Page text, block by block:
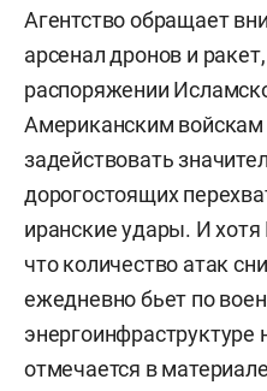
Агентство обращает
арсенал дронов и
распоряжении
Американским
задействовать
дорогостоящих
иранские удары. И
что количество атак
ежедневно бьет по
отмечается в